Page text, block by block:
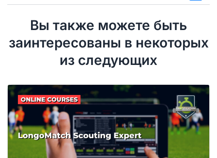
Вы также можете быть
заинтересованы в некоторых
из следующих